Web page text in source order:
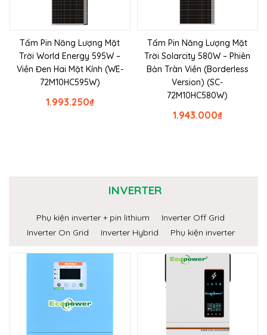
Tấm Pin Năng Lượng Mặt
Trời World Energy 595W –
Viền Đen Hai Mặt Kính (WE-
72M10HC595W)
₫
1.993.250
Tấm Pin Năng Lượng Mặt
Trời Solarcity 580W – Phiên
Bản Tràn Viền (Borderless
Version) (SC-
72M10HC580W)
₫
1.943.000
INVERTER
Phụ kiện inverter + pin lithium
Inverter Off Grid
Inverter On Grid
Inverter Hybrid Phụ kiện inverter